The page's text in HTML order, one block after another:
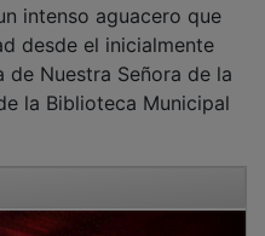
lluvia contribuyó a